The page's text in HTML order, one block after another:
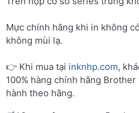
Mực chính hãng khi in không
không mùi lạ.
👉 Khi mua tại inknhp.com,
100% hàng chính hãng Brother
hành theo hãng.